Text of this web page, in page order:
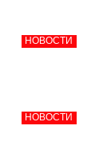
НОВОСТИ
НОВОСТИ